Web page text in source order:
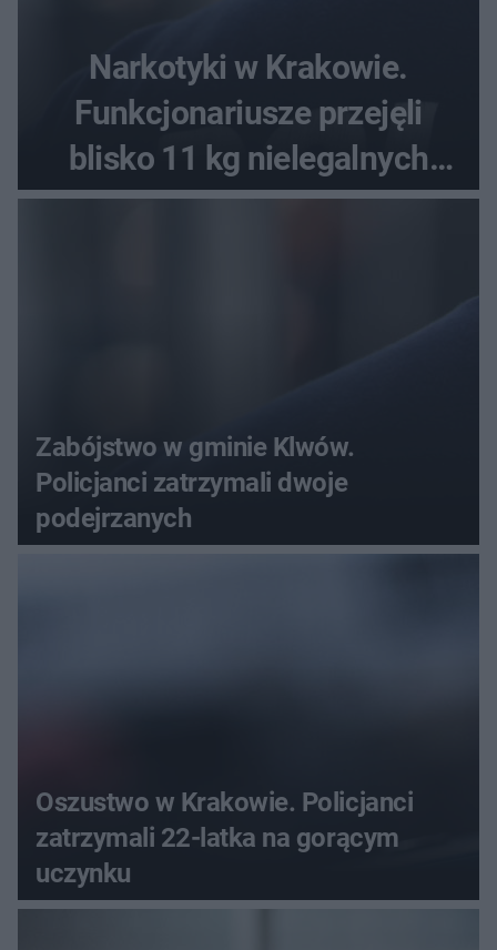
Narkotyki w Krakowie.
Funkcjonariusze przejęli
blisko 11 kg nielegalnych
substancji
Zabójstwo w gminie Klwów.
Policjanci zatrzymali dwoje
podejrzanych
Oszustwo w Krakowie. Policjanci
zatrzymali 22-latka na gorącym
uczynku